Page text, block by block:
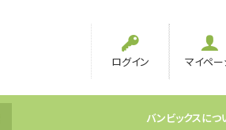
ログイン マイペー
バンビックスにつ